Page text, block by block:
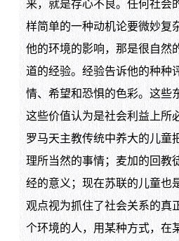
来，就是存心不良。任何社会
样简单的一种动机论要微妙复
他的环境的影响，那是很自然
道的经验。经验告诉他的种种
情、希望和恐惧的色彩。这些
这些价值认为是社会利益上所
罗马天主教传统中养大的儿童
理所当然的事情；麦加的回教
经的意义；现在苏联的儿童也
观点视为抓住了社会关系的真
个环境的人，用某种方式，在